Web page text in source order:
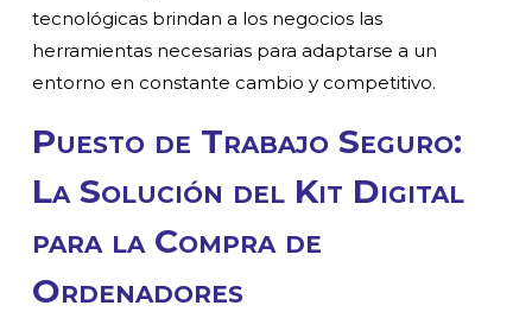
tecnológicas brindan a los negocios las
herramientas necesarias para adaptarse a un
entorno en constante cambio y competitivo.
Puesto de Trabajo Seguro:
La Solución del Kit Digital
para la Compra de
Ordenadores